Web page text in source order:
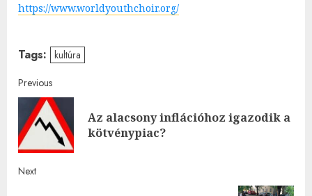
https://www.worldyouthchoir.org/
Tags: kultúra
Post
navigation
Previous
Az alacsony inflációhoz igazodik a
kötvénypiac?
Next